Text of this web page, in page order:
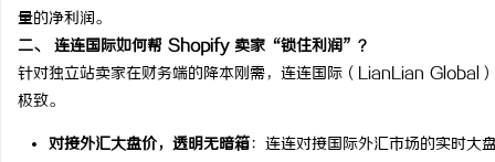
量的净利润。
二、 连连国际如何帮 Shopify 卖家“锁住利润”？
针对独立站卖家在财务端的降本刚需，连连国际（LianLian Global
极致。
对接外汇大盘价，透明无暗箱：连连对接国际外汇市场的实时大